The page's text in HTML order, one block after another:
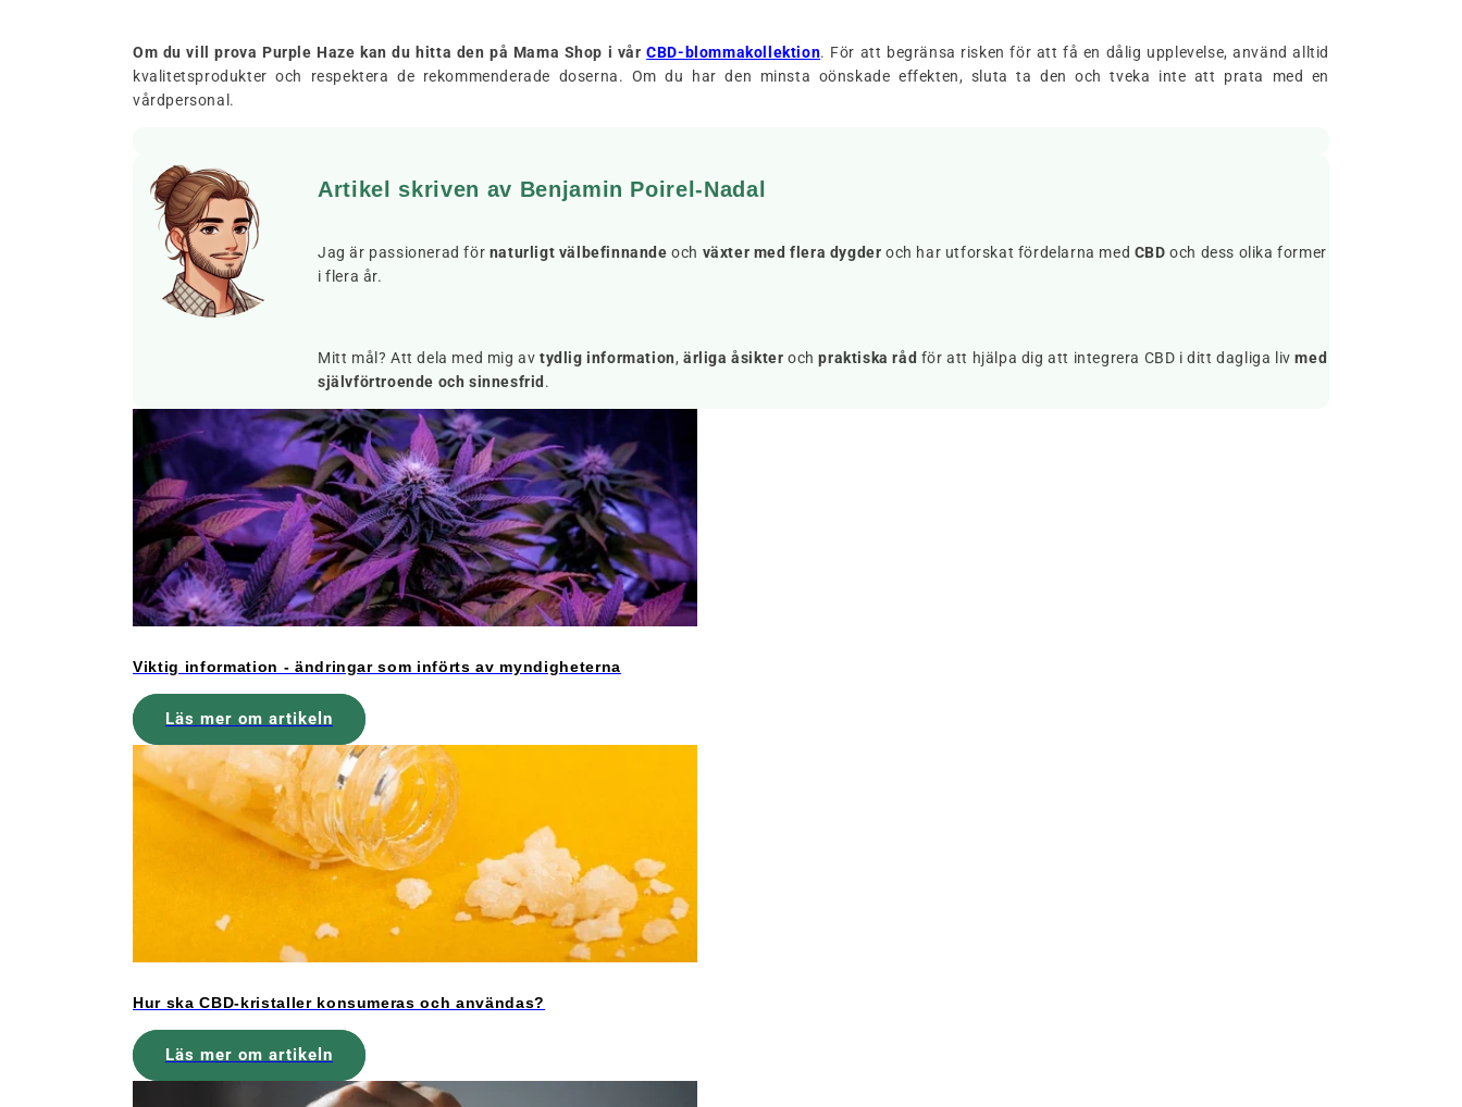
Om du vill prova Purple Haze kan du hitta den på Mama Shop i vårCBD-blommakollektion. För att begränsa risken för att få en dålig upplevelse, använd alltid
kvalitetsprodukter och respektera de rekommenderade doserna. Om du har den minsta oönskade effekten, sluta ta den och tveka inte att prata med en
vårdpersonal.
Artikel skriven av Benjamin Poirel-Nadal
Jag är passionerad för naturligt välbefinnande och växter med flera dygder och har utforskat fördelarna med CBD och dess olika former
i flera år.
Mitt mål? Att dela med mig av tydlig information,ärliga åsikter ochpraktiska råd för att hjälpa dig att integrera CBD i ditt dagliga livmed
självförtroende och sinnesfrid .
Viktig information - ändringar som införts av myndigheterna
Läs mer om artikeln
Hur ska CBD-kristaller konsumeras och användas?
Läs mer om artikeln